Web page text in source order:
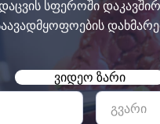
სფეროში
ᲕᲘᲓᲔᲝ ᲖᲐᲠᲘ